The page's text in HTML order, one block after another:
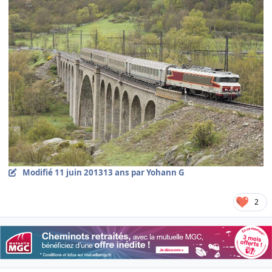
Modifié 11 juin 201313 ans par Yohann G
2